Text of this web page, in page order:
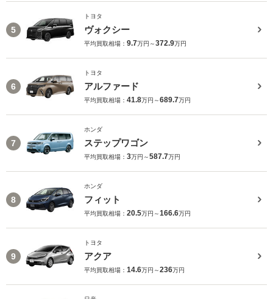
5
トヨタ
ヴォクシー
平均買取相場： 9.7万円～372.9万円
6
トヨタ
アルファード
平均買取相場： 41.8万円～689.7万円
7
ホンダ
ステップワゴン
平均買取相場： 3万円～587.7万円
8
ホンダ
フィット
平均買取相場： 20.5万円～166.6万円
9
トヨタ
アクア
平均買取相場： 14.6万円～236万円